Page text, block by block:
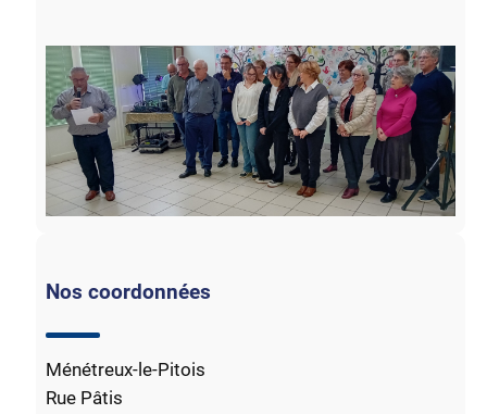
Nos coordonnées
Ménétreux-le-Pitois
Rue Pâtis